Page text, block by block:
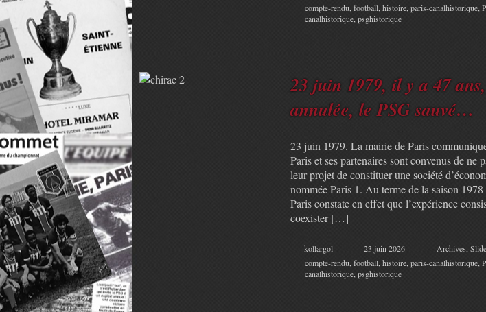
compte-rendu,football,histoire,paris-canalhistorique,
canalhistorique,psghistorique
23 juin 1979, il y a 47
annulée, le PSG sauvé…
23 juin 1979. La mairie de Paris
Paris et ses partenaires sont convenus de ne
leur projet de constituer une société
nommée Paris 1. Au terme de la saison
Paris constate en effet que l’expérience
coexister […]
kollargol 23 juin 2026 Archives
compte-rendu football histoire paris-canalhistorique
canalhistorique psghistorique